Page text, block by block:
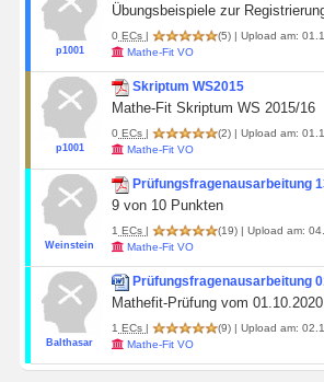
p1001
Übungsbeispiele zur
0 ECs | (5) | Upload am:
Mathe-Fit VO
p1001
Skriptum WS2015
Mathe-Fit Skriptum WS 2015/16
0 ECs | (2) | Upload am:
Mathe-Fit VO
Weinstein
Prüfungsfragenausarbeitung
9 von 10 Punkten
1 ECs | (19) | Upload am:
Mathe-Fit VO
Balthasar
Prüfungsfragenausarbeitung
Mathefit-Prüfung vom
1 ECs | (9) | Upload am:
Mathe-Fit VO